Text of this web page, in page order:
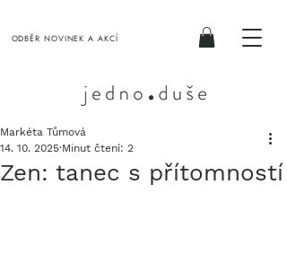
ODBĚR NOVINEK A AKCÍ
Zen: tanec s přítomností
Markéta Tůmová
14. 10. 2025 Minut čtení: 2